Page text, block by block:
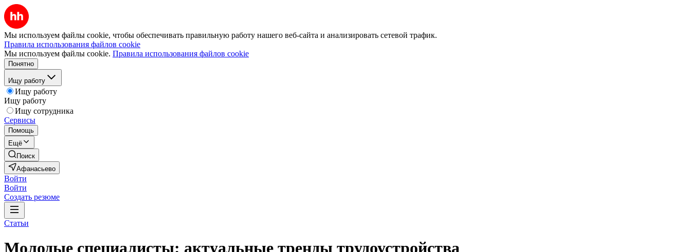
Мы используем файлы cookie, чтобы обеспечивать правильную работу нашего веб-сайта и анализировать сетевой трафик.
Правила использования файлов cookie
Мы используем файлы cookie. Правила использования файлов cookie
Понятно
Ищу работу
Ищу работу
Ищу работу
Ищу сотрудника
Сервисы
Помощь
Ещё
Поиск
Афанасьево
Войти
Войти
Создать резюме
Статьи
Молодые специалисты: актуальные тренды трудоустройства